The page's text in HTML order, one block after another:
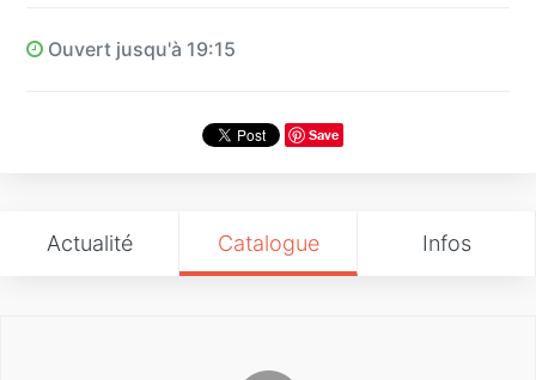
Ouvert jusqu'à 19:15
Save
Actualité Catalogue Infos